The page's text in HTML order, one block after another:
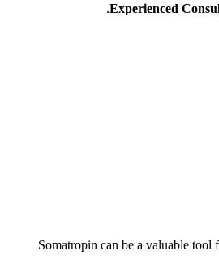
Experienced
Somatropin can be a valuable